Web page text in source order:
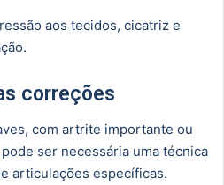
aos tecidos, cicatriz e
correções
com artrite importante ou
ser necessária uma técnica
articulações específicas.